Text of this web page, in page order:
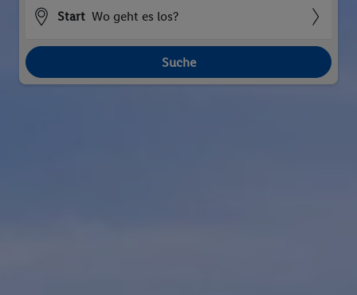
Start Wo geht es los?
Suche